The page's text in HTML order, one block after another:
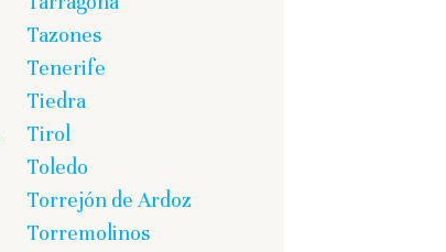
Tazones
Tenerife
Tiedra
Tirol
Toledo
Torrejón de Ardoz
Torremolinos